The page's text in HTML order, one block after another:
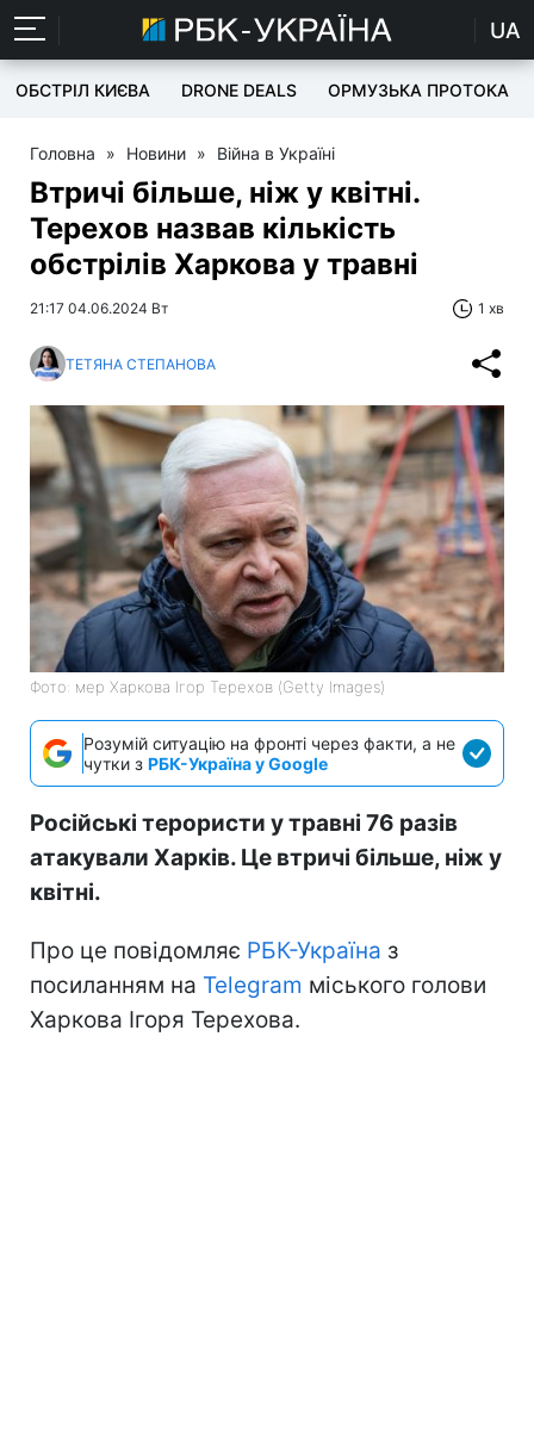
UA
ОБСТРІЛ КИЄВА DRONE DEALS ОРМУЗЬКА ПРОТОКА
Головна » Новини » Війна в Україні
Втричі більше, ніж у квітні.
Терехов назвав кількість
обстрілів Харкова у травні
21:17 04.06.2024 Вт 1 хв
ТЕТЯНА СТЕПАНОВА
Фото: мер Харкова Ігор Терехов (Getty Images)
Розумій ситуацію на фронті через факти, а не
чутки з РБК-Україна у Google
Російські терористи у травні 76 разів
атакували Харків. Це втричі більше, ніж у
квітні.
Про це повідомляє РБК-Україна з
посиланням на Telegram міського голови
Харкова Ігоря Терехова.